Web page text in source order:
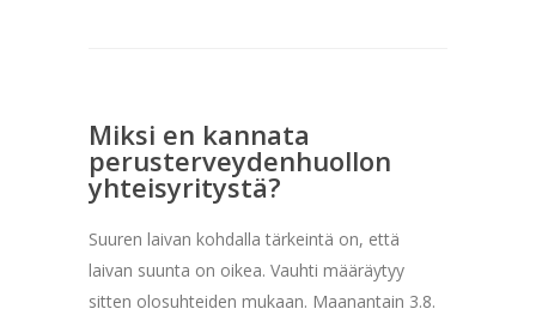
Miksi en kannata
perusterveydenhuollon
yhteisyritystä?
Suuren laivan kohdalla tärkeintä on, että
laivan suunta on oikea. Vauhti määräytyy
sitten olosuhteiden mukaan. Maanantain 3.8.